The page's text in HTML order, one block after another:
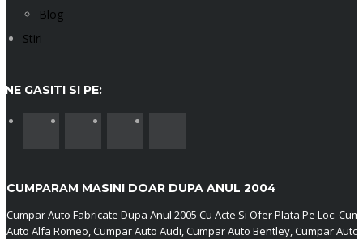
Blog
Stiri
NE GASITI SI PE:
CUMPARAM MASINI DOAR DUPA ANUL 2004
Cumpar Auto Fabricate Dupa Anul 2005 Cu Acte Si Ofer Plata Pe Loc:
Auto Alfa Romeo, Cumpar Auto Audi, Cumpar Auto Bentley, Cumpar Auto